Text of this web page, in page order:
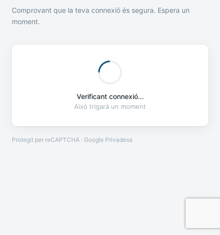
Comprovant que la teva connexió és segura. Espera un
moment.
Verificant connexió...
Això trigarà un moment
Protegit per reCAPTCHA · Google Privadesa